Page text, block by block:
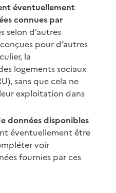
éventuellement
connues par
selon d’autres
pour d’autres
la
logements sociaux
sans que cela ne
exploitation dans
données disponibles
éventuellement être
voir
fournies par ces